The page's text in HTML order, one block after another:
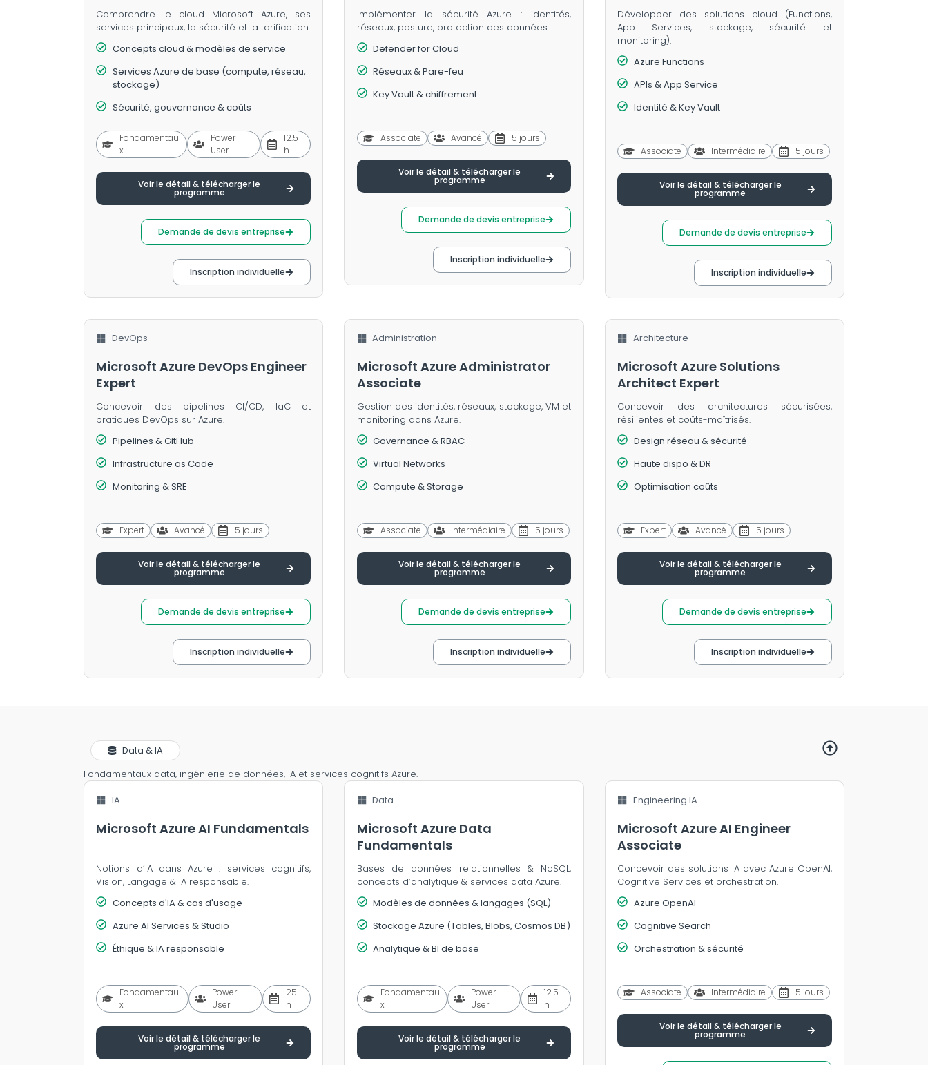
Comprendre le cloud Microsoft Azure, ses
services principaux, la sécurité et la tarification.
Concepts cloud & modèles de service
Services Azure de base (compute, réseau,
stockage)
Sécurité, gouvernance & coûts
Fondamentau
x
Power
User
12.5
h
Voir le détail & télécharger le
programme
Demande de devis entreprise
Inscription individuelle
Implémenter la sécurité Azure : identités,
réseaux, posture, protection des données.
Defender for Cloud
Réseaux & Pare-feu
Key Vault & chiffrement
Associate Avancé 5 jours
Voir le détail & télécharger le
programme
Demande de devis entreprise
Inscription individuelle
Développer des solutions cloud (Functions,
App Services, stockage, sécurité et
monitoring).
Azure Functions
APIs & App Service
Identité & Key Vault
Associate Intermédiaire 5 jours
Voir le détail & télécharger le
programme
Demande de devis entreprise
Inscription individuelle
DevOps
Microsoft Azure DevOps Engineer
Expert
Concevoir des pipelines CI/CD, IaC et
pratiques DevOps sur Azure.
Pipelines & GitHub
Infrastructure as Code
Monitoring & SRE
Expert Avancé 5 jours
Voir le détail & télécharger le
programme
Demande de devis entreprise
Inscription individuelle
Administration
Microsoft Azure Administrator
Associate
Gestion des identités, réseaux, stockage, VM et
monitoring dans Azure.
Governance & RBAC
Virtual Networks
Compute & Storage
Associate Intermédiaire 5 jours
Voir le détail & télécharger le
programme
Demande de devis entreprise
Inscription individuelle
Architecture
Microsoft Azure Solutions
Architect Expert
Concevoir des architectures sécurisées,
résilientes et coûts-maîtrisés.
Design réseau & sécurité
Haute dispo & DR
Optimisation coûts
Expert Avancé 5 jours
Voir le détail & télécharger le
programme
Demande de devis entreprise
Inscription individuelle
Data & IA
Fondamentaux data, ingénierie de données, IA et services cognitifs Azure.
IA
Microsoft Azure AI Fundamentals
Notions d’IA dans Azure : services cognitifs,
Vision, Langage & IA responsable.
Concepts d'IA & cas d'usage
Azure AI Services & Studio
Éthique & IA responsable
Fondamentau
x
Power
User
25
h
Voir le détail & télécharger le
programme
Data
Microsoft Azure Data
Fundamentals
Bases de données relationnelles & NoSQL,
concepts d’analytique & services data Azure.
Modèles de données & langages (SQL)
Stockage Azure (Tables, Blobs, Cosmos DB)
Analytique & BI de base
Fondamentau
x
Power
User
12.5
h
Voir le détail & télécharger le
programme
Engineering IA
Microsoft Azure AI Engineer
Associate
Concevoir des solutions IA avec Azure OpenAI,
Cognitive Services et orchestration.
Azure OpenAI
Cognitive Search
Orchestration & sécurité
Associate Intermédiaire 5 jours
Voir le détail & télécharger le
programme